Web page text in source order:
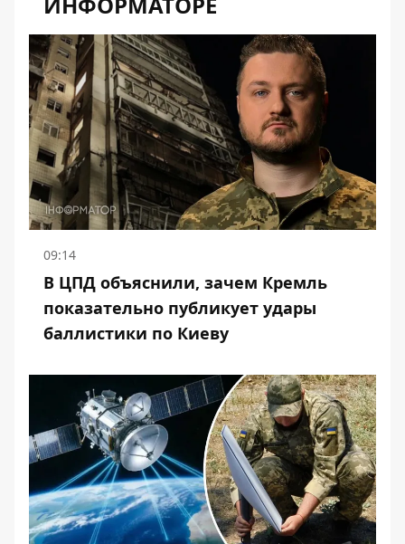
09:14
В ЦПД объяснили, зачем Кремль
показательно публикует удары
баллистики по Киеву